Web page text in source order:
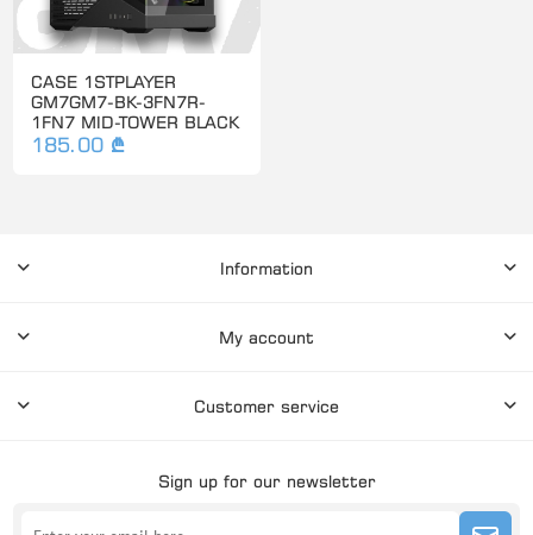
CASE 1STPLAYER
GM7GM7-BK-3FN7R-
1FN7 MID-TOWER BLACK
185.00 ₾
Information
My account
Customer service
Sign up for our newsletter